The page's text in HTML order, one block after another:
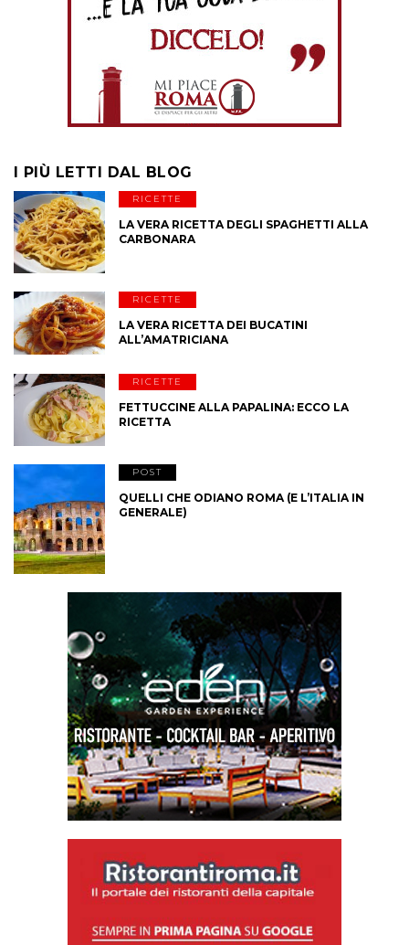
I PIÙ LETTI DAL BLOG
RICETTE
LA VERA RICETTA DEGLI SPAGHETTI ALLA
CARBONARA
RICETTE
LA VERA RICETTA DEI BUCATINI
ALL’AMATRICIANA
RICETTE
FETTUCCINE ALLA PAPALINA: ECCO LA
RICETTA
POST
QUELLI CHE ODIANO ROMA (E L’ITALIA IN
GENERALE)